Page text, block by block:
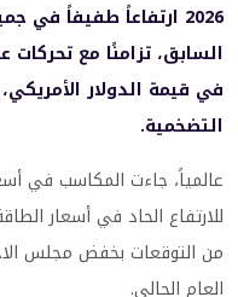
2026 ارتفاعاً طفيفاً في
السابق، تزامنًا مع
في قيمة الدولار
التضخمية.
عالمياً، جاءت المكاسب في
للارتفاع الحاد في أسعار
من التوقعات بخفض مجلس
العام الحالي.